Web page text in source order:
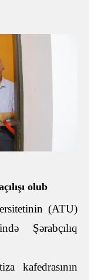
olub
(ATU)
Şərabçılıq
kafedrasının